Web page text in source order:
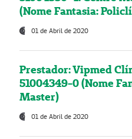
(Nome Fantasia:
01 de Abril de 2020
Prestador: Vipmed
51004349-0 (Nome
Master)
01 de Abril de 2020